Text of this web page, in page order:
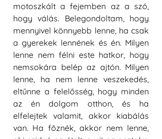
motoszkált a fejemben az a szó,
hogy válás. Belegondoltam, hogy
mennyivel könnyebb lenne, ha csak
a gyerekek lennének és én. Milyen
lenne nem félni este hatkor, hogy
nemsokára belép az ajtón. Milyen
lenne, ha nem lenne veszekedés,
eltűnne a felelősség, hogy minden
az én dolgom otthon, és ha
elfelejtek valamit, akkor kiabálás
van. Ha főznék, akkor nem lenne,